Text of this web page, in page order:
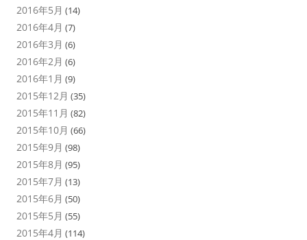
2016年5月 (14)
2016年4月 (7)
2016年3月 (6)
2016年2月 (6)
2016年1月 (9)
2015年12月 (35)
2015年11月 (82)
2015年10月 (66)
2015年9月 (98)
2015年8月 (95)
2015年7月 (13)
2015年6月 (50)
2015年5月 (55)
2015年4月 (114)